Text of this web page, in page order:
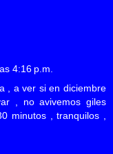
4:16 p.m.
, a ver si en diciembre
, no avivemos giles
minutos , tranquilos ,